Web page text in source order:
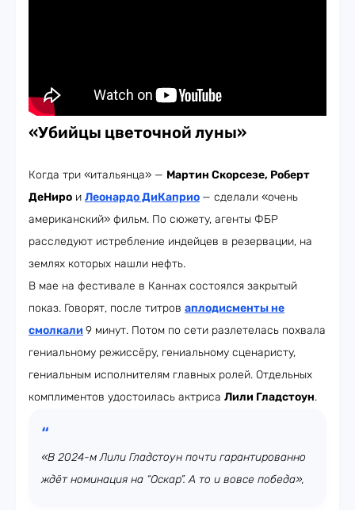
«Убийцы цветочной луны»
Когда три «итальянца» — Мартин Скорсезе, Роберт
ДеНиро и Леонардо ДиКаприо — сделали «очень
американский» фильм. По сюжету, агенты ФБР
расследуют истребление индейцев в резервации, на
землях которых нашли нефть.
В мае на фестивале в Каннах состоялся закрытый
показ. Говорят, после титров аплодисменты не
смолкали 9 минут. Потом по сети разлетелась похвала
гениальному режиссёру, гениальному сценаристу,
гениальным исполнителям главных ролей. Отдельных
комплиментов удостоилась актриса Лили Гладстоун.
«В 2024-м Лили Гладстоун почти гарантированно
ждёт номинация на “Оскар”. А то и вовсе победа»,